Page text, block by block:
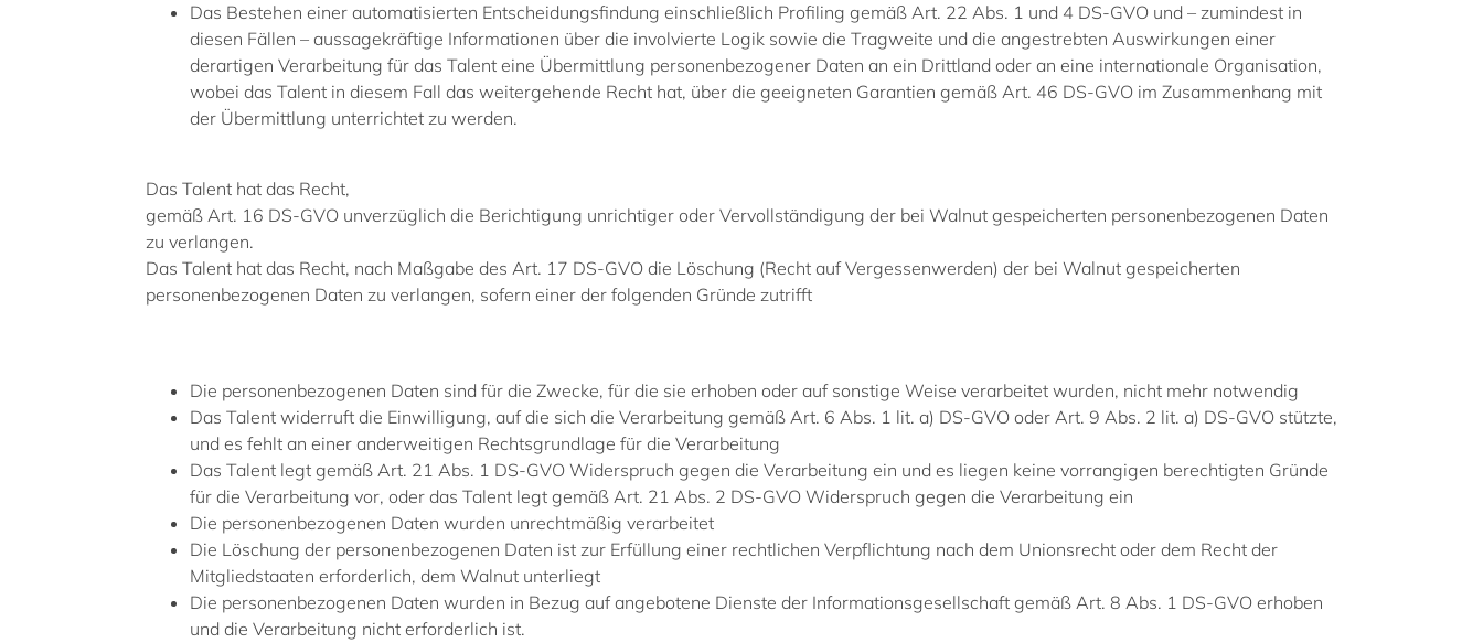
Das Bestehen einer automatisierten Entscheidungsfindung einschließlich Profiling gemäß Art. 22 Abs. 1 und 4 DS-GVO und – zumindest in
diesen Fällen – aussagekräftige Informationen über die involvierte Logik sowie die Tragweite und die angestrebten Auswirkungen einer
derartigen Verarbeitung für das Talent eine Übermittlung personenbezogener Daten an ein Drittland oder an eine internationale Organisation,
wobei das Talent in diesem Fall das weitergehende Recht hat, über die geeigneten Garantien gemäß Art. 46 DS-GVO im Zusammenhang mit
der Übermittlung unterrichtet zu werden.
Das Talent hat das Recht,
gemäß Art. 16 DS-GVO unverzüglich die Berichtigung unrichtiger oder Vervollständigung der bei Walnut gespeicherten personenbezogenen Daten
zu verlangen.
Das Talent hat das Recht, nach Maßgabe des Art. 17 DS-GVO die Löschung (Recht auf Vergessenwerden) der bei Walnut gespeicherten
personenbezogenen Daten zu verlangen, sofern einer der folgenden Gründe zutrifft
Die personenbezogenen Daten sind für die Zwecke, für die sie erhoben oder auf sonstige Weise verarbeitet wurden, nicht mehr notwendig
Das Talent widerruft die Einwilligung, auf die sich die Verarbeitung gemäß Art. 6 Abs. 1 lit. a) DS-GVO oder Art. 9 Abs. 2 lit. a) DS-GVO stützte,
und es fehlt an einer anderweitigen Rechtsgrundlage für die Verarbeitung
Das Talent legt gemäß Art. 21 Abs. 1 DS-GVO Widerspruch gegen die Verarbeitung ein und es liegen keine vorrangigen berechtigten Gründe
für die Verarbeitung vor, oder das Talent legt gemäß Art. 21 Abs. 2 DS-GVO Widerspruch gegen die Verarbeitung ein
Die personenbezogenen Daten wurden unrechtmäßig verarbeitet
Die Löschung der personenbezogenen Daten ist zur Erfüllung einer rechtlichen Verpflichtung nach dem Unionsrecht oder dem Recht der
Mitgliedstaaten erforderlich, dem Walnut unterliegt
Die personenbezogenen Daten wurden in Bezug auf angebotene Dienste der Informationsgesellschaft gemäß Art. 8 Abs. 1 DS-GVO erhoben
und die Verarbeitung nicht erforderlich ist.